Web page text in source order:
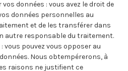
données : vous avez le droit de
données personnelles au
et de les transférer dans
autre responsable du traitement.
vous pouvez vous opposer au
Nous obtempérerons, à
raisons ne justifient ce